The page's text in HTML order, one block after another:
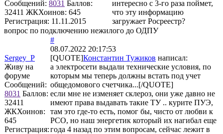
Сообщений: 8031 Баллов:
32411 ЖКХоинов: 645
Регистрация: 11.11.2015
интересно с 3-го раза поймет,
что эту информацию
загружает Росреестр?
вопрос по подключению нежилого до ОДПУ
Sergey_P
Живу на
форуме
Сообщений:
8031 Баллов:
32411
ЖКХоинов:
645
Регистрация:
#
08.07.2022 20:17:53
[QUOTE]Константин Тужиков написал:
а электросети выдали технические условия, по
которым мы теперь должны встать под учет
общедомового счетчика...[/QUOTE]
если мне не изменяет склероз, они уже давно не
имеют права выдавать такие ТУ .. курите ПУЭ,
там это где-то есть, помог бы, чисто от любви к
РСО, но наш энергетик который их нагибал еще
года 4 назад по этим вопросам, сейчас лежит в